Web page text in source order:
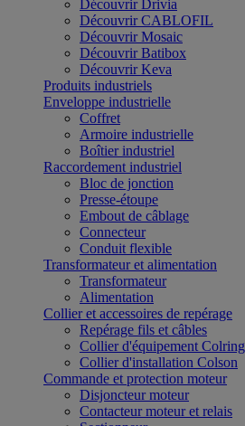
Découvrir Drivia
Découvrir CABLOFIL
Découvrir Mosaic
Découvrir Batibox
Découvrir Keva
Produits industriels
Enveloppe industrielle
Coffret
Armoire industrielle
Boîtier industriel
Raccordement industriel
Bloc de jonction
Presse-étoupe
Embout de câblage
Connecteur
Conduit flexible
Transformateur et alimentation
Transformateur
Alimentation
Collier et accessoires de repérage
Repérage fils et câbles
Collier d'équipement Colring
Collier d'installation Colson
Commande et protection moteur
Disjoncteur moteur
Contacteur moteur et relais